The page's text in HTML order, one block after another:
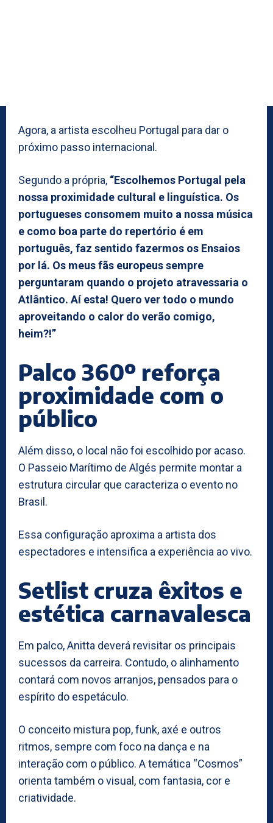
Agora, a artista escolheu Portugal para dar o
próximo passo internacional.
Segundo a própria, “Escolhemos Portugal pela
nossa proximidade cultural e linguística. Os
portugueses consomem muito a nossa música
e como boa parte do repertório é em
português, faz sentido fazermos os Ensaios
por lá. Os meus fãs europeus sempre
perguntaram quando o projeto atravessaria o
Atlântico. Aí esta! Quero ver todo o mundo
aproveitando o calor do verão comigo,
heim?!”
Palco 360º reforça
proximidade com o
público
Além disso, o local não foi escolhido por acaso.
O Passeio Marítimo de Algés permite montar a
estrutura circular que caracteriza o evento no
Brasil.
Essa configuração aproxima a artista dos
espectadores e intensifica a experiência ao vivo.
Setlist cruza êxitos e
estética carnavalesca
Em palco, Anitta deverá revisitar os principais
sucessos da carreira. Contudo, o alinhamento
contará com novos arranjos, pensados para o
espírito do espetáculo.
O conceito mistura pop, funk, axé e outros
ritmos, sempre com foco na dança e na
interação com o público. A temática “Cosmos”
orienta também o visual, com fantasia, cor e
criatividade.